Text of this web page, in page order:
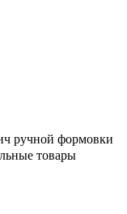
ручной формовки
товары